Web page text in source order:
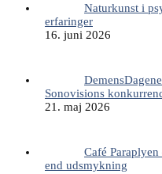
Naturkunst i
erfaringer
16. juni 2026
Sonovisions
21. maj 2026
Café
end udsmykning